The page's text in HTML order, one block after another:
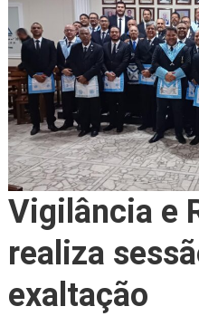
Vigilância e
realiza
exaltação